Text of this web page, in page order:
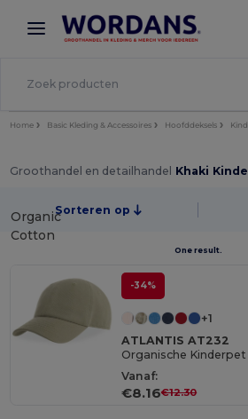
× Wordans-app
Betere prijzen in de app!
Home Basic Kleding & Accessoires Hoofddeksels
Groothandel en detailhandel Khaki
Sorteren op
One result.
Organic
Cotton
-34%
+1
ATLANTIS AT232
Organische
Vanaf:
€8.16€12.30